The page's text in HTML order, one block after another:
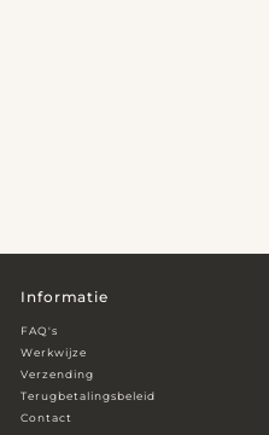
0
Informatie
FAQ's
Werkwijze
Verzending
Terugbetalingsbeleid
Contact